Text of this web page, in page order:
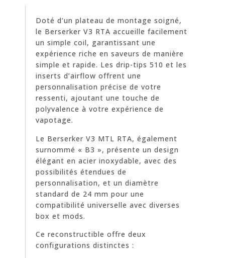
Doté d’un plateau de montage soigné,
le Berserker V3 RTA accueille facilement
un simple coil, garantissant une
expérience riche en saveurs de manière
simple et rapide. Les drip-tips 510 et les
inserts d’airflow offrent une
personnalisation précise de votre
ressenti, ajoutant une touche de
polyvalence à votre expérience de
vapotage.
Le Berserker V3 MTL RTA, également
surnommé « B3 », présente un design
élégant en acier inoxydable, avec des
possibilités étendues de
personnalisation, et un diamètre
standard de 24 mm pour une
compatibilité universelle avec diverses
box et mods.
Ce reconstructible offre deux
configurations distinctes :